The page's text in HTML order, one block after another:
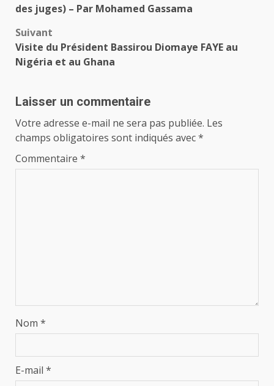
d’article
des juges) – Par Mohamed Gassama
Suivant
Visite du Président Bassirou Diomaye FAYE au
Nigéria et au Ghana
Laisser un commentaire
Votre adresse e-mail ne sera pas publiée. Les
champs obligatoires sont indiqués avec*
Commentaire *
Nom *
E-mail *